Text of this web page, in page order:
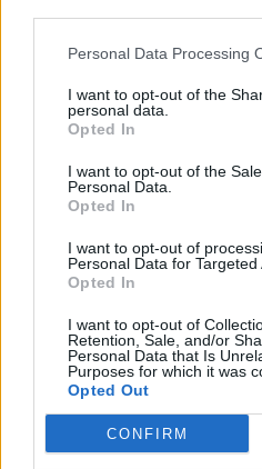
Personal Data Processing
I want to opt-out of the
personal data.
Opted In
I want to opt-out of the
Personal Data.
Opted In
I want to opt-out of
Personal Data for Targeted
Opted In
I want to opt-out of
Retention, Sale, and/or
Personal Data that Is
Purposes for which it was
Opted Out
CONFIRM
apimančios Kuko
Foxx sakė
nusikalstama veikla
2010 metais.
Žvaigždės advokatas
neigė visus kaltinimus.
Pasak jo, kaltinimai
melagingais
pažadėjo, kad R. Kelly